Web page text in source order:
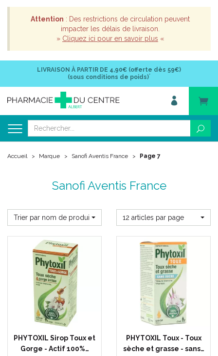
Attention : Des restrictions de circulation peuvent
impacter les délais de livraison.
» Cliquez ici pour en savoir plus «
LIVRAISON À PARTIR DE 4,90€ (offerte dès 59€)
(sous conditions de poids)*
Accueil Marque Sanofi Aventis France Page 7
Sanofi Aventis France
Trier par nom de produit 12 articles par page
PHYTOXIL Sirop Toux et
Gorge - Actif 100%…
PHYTOXIL Toux - Toux
sèche et grasse - sans…